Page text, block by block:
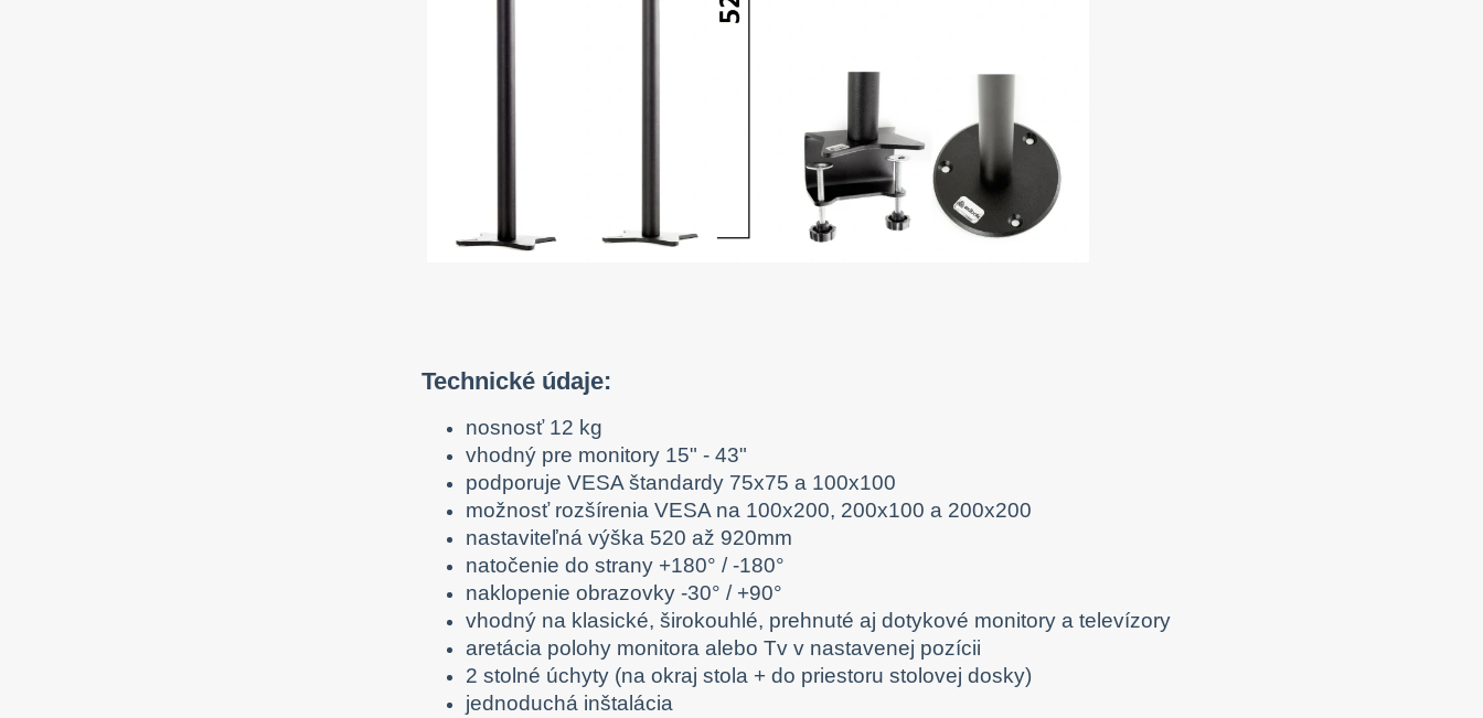
Technické údaje:
nosnosť 12 kg
vhodný pre monitory 15" - 43"
podporuje VESA štandardy 75x75 a 100x100
možnosť rozšírenia VESA na 100x200, 200x100 a 200x200
nastaviteľná výška 520 až 920mm
natočenie do strany +180° / -180°
naklopenie obrazovky -30° / +90°
vhodný na klasické, širokouhlé, prehnuté aj dotykové monitory a televízory
aretácia polohy monitora alebo Tv v nastavenej pozícii
2 stolné úchyty (na okraj stola + do priestoru stolovej dosky)
jednoduchá inštalácia